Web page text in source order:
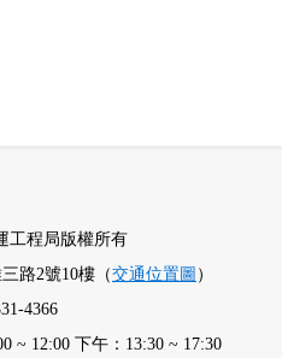
工程局版權所有
路2號10樓（交通位置圖 ）
4366
~ 12:00 下午：13:30 ~ 17:30